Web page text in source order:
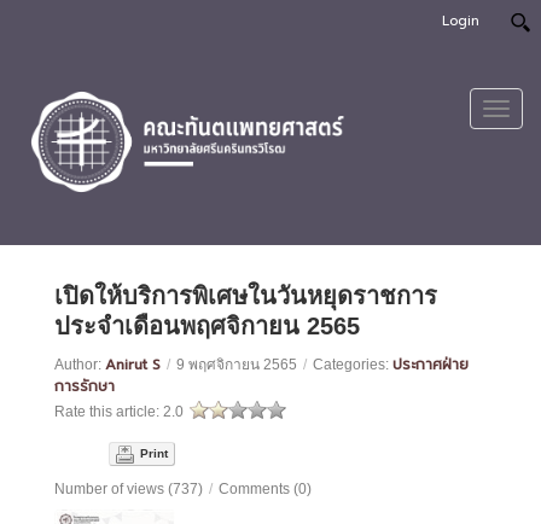
Login
เปิดให้บริการพิเศษในวันหยุดราชการ
ประจำเดือนพฤศจิกายน 2565
Author: Anirut S / 9 พฤศจิกายน 2565 / Categories: ประกาศฝ่าย
การรักษา
Rate this article: 2.0
Print
Number of views (737) / Comments (0)